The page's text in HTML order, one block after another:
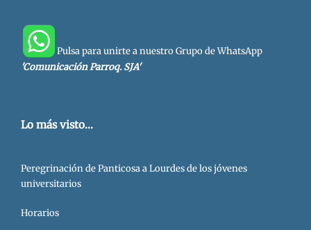
Pulsa para unirte a nuestro Grupo de WhatsApp
'Comunicación Parroq. SJA'
Lo más visto...
Peregrinación de Panticosa a Lourdes de los jóvenes
universitarios
Horarios